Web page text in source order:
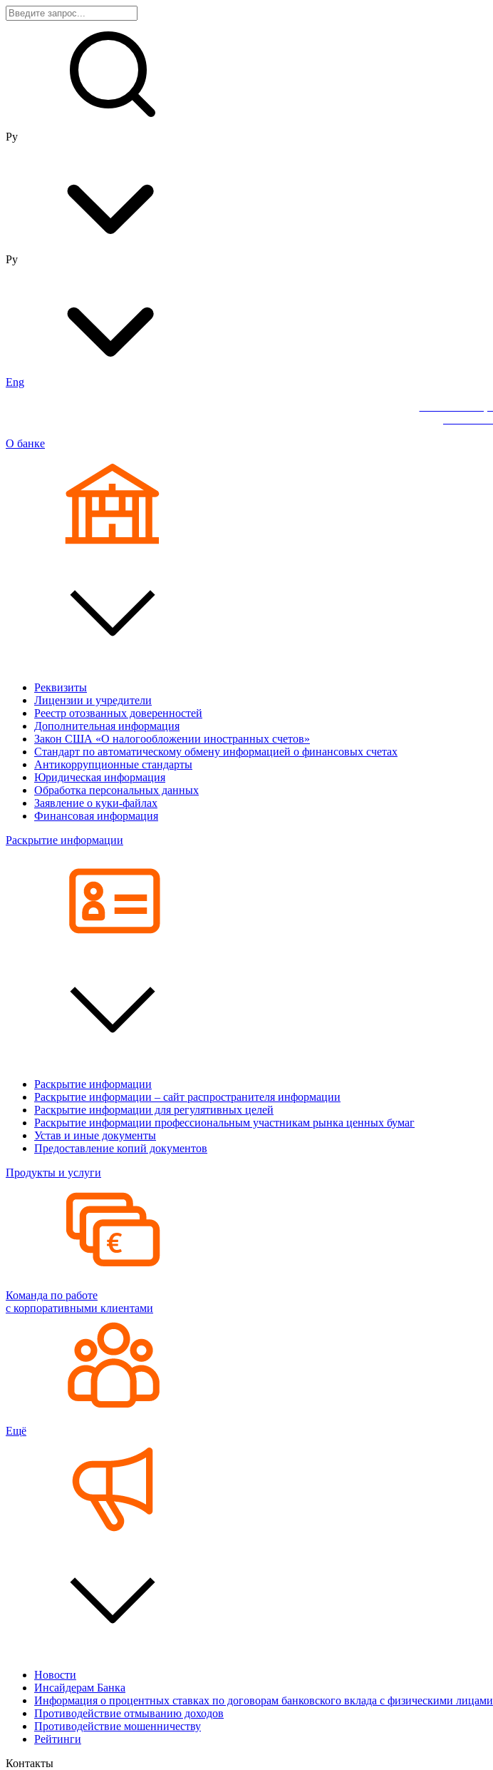
Ру
Ру
Eng
О банке
Реквизиты
Лицензии и учредители
Реестр отозванных доверенностей
Дополнительная информация
Закон США «О налогообложении иностранных счетов»
Стандарт по автоматическому обмену информацией о финансовых счетах
Антикоррупционные стандарты
Юридическая информация
Обработка персональных данных
Заявление о куки-файлах
Финансовая информация
Раскрытие информации
Раскрытие информации
Раскрытие информации – сайт распространителя информации
Раскрытие информации для регулятивных целей
Раскрытие информации профессиональным участникам рынка ценных бумаг
Устав и иные документы
Предоставление копий документов
Продукты и услуги
Команда по работе
с корпоративными клиентами
Ещё
Новости
Инсайдерам Банка
Информация о процентных ставках по договорам банковского вклада с физическими лицами
Противодействие отмыванию доходов
Противодействие мошенничеству
Рейтинги
Контакты